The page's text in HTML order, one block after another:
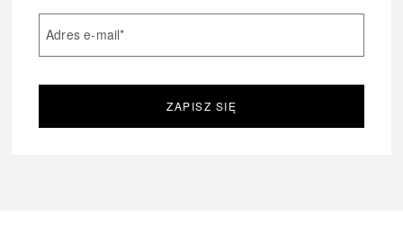
Adres e-mail*
ZAPISZ SIĘ